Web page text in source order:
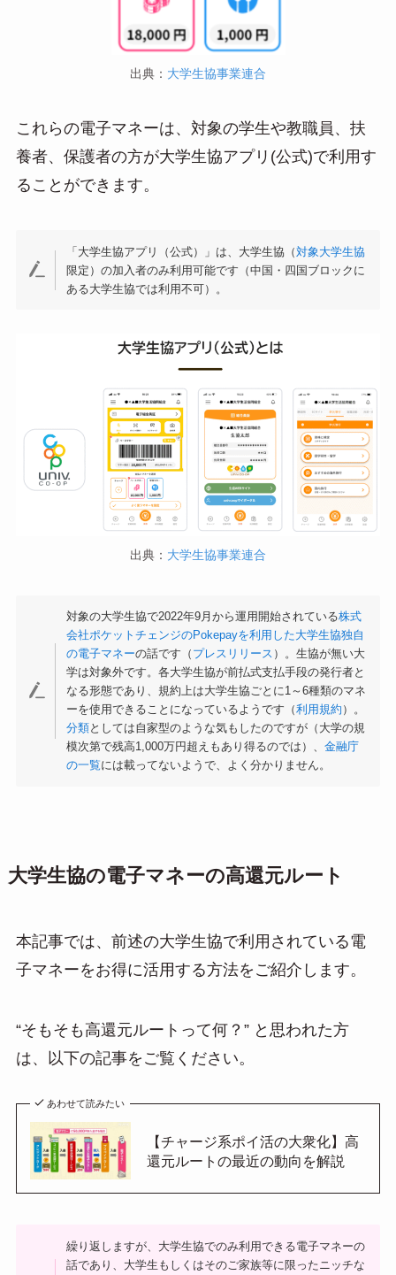
出典： 大学生協事業連合
これらの電子マネーは、対象の学生や教職員、扶
養者、保護者の方が大学生協アプリ(公式)で利用す
ることができます。
「大学生協アプリ（公式）」は、大学生協（対象大学生協
限定）の加入者のみ利用可能です（中国・四国ブロックに
ある大学生協では利用不可）。
出典： 大学生協事業連合
対象の大学生協で2022年9月から運用開始されている株式
会社ポケットチェンジのPokepayを利用した大学生協独自
の電子マネーの話です（ プレスリリース ）。生協が無い大
学は対象外です。各大学生協が前払式支払手段の発行者と
なる形態であり、規約上は大学生協ごとに1～6種類のマネ
ーを使用できることになっているようです（利用規約 ）。
分類としては自家型のような気もしたのですが（大学の規
模次第で残高1,000万円超えもあり得るのでは）、金融庁
の一覧には載ってないようで、よく分かりません。
大学生協の電子マネーの高還元ルート
本記事では、前述の大学生協で利用されている電
子マネーをお得に活用する方法をご紹介します。
“そもそも高還元ルートって何？” と思われた方
は、以下の記事をご覧ください。
あわせて読みたい
【チャージ系ポイ活の大衆化】高
還元ルートの最近の動向を解説
繰り返しますが、大学生協でのみ利用できる電子マネーの
話であり、大学生もしくはそのご家族等に限ったニッチな